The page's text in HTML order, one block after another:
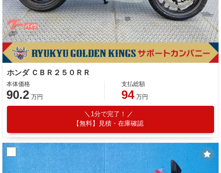
ホンダ ＣＢＲ２５０ＲＲ
本体価格
90.2 万円
支払総額
94 万円
1分で完了！
【無料】見積・在庫確認